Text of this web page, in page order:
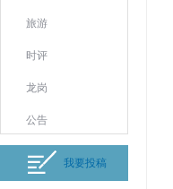
旅游
时评
龙岗
公告
我要投稿